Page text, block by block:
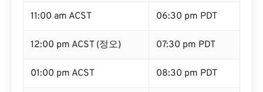
11:00 am ACST 06:30 pm PDT
12:00 pm ACST (정오) 07:30 pm PDT
01:00 pm ACST 08:30 pm PDT